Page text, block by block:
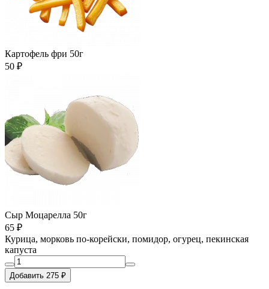
Картофель фри 50г
50 ₽
Сыр Моцарелла 50г
65 ₽
Курица, морковь по-корейски, помидор, огурец, пекинская
капуста
Добавить 275 ₽